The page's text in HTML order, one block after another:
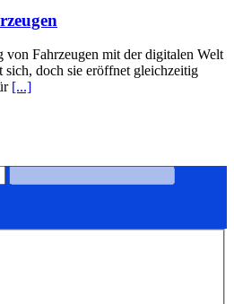
von Fahrzeugen mit der digitalen Welt
doch sie eröffnet gleichzeitig
[...]